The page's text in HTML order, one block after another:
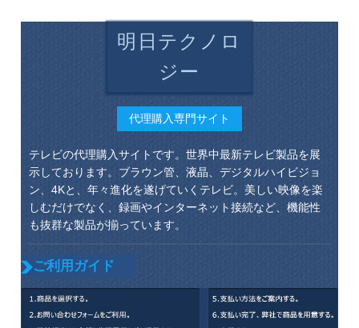
明日テクノロ
ジー
代理購入専門サイト
テレビの代理購入サイトです。世界中最新テレビ製品を展
示しております。ブラウン管、液晶、デジタルハイビジョ
ン、4Kと、年々進化を遂げていくテレビ。美しい映像を楽
しむだけでなく、録画やインターネット接続など、機能性
も抜群な製品が揃っています。
ご利用ガイド